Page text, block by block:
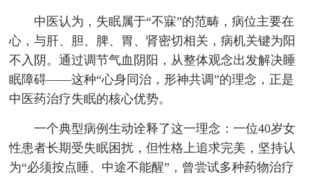
中医认为，失眠属于“不寐”的范畴，病位主要在
心，与肝、胆、脾、胃、肾密切相关，病机关键为阳
不入阴。通过调节气血阴阳，从整体观念出发解决睡
眠障碍——这种“心身同治，形神共调”的理念，正是
中医药治疗失眠的核心优势。
一个典型病例生动诠释了这一理念：一位40岁女
性患者长期受失眠困扰，但性格上追求完美，坚持认
为“必须按点睡、中途不能醒”，曾尝试多种药物治疗